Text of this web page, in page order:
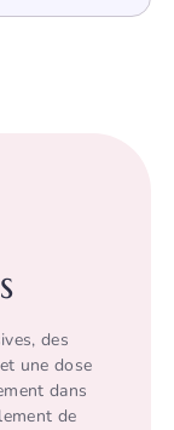
des
une dose
dans
de